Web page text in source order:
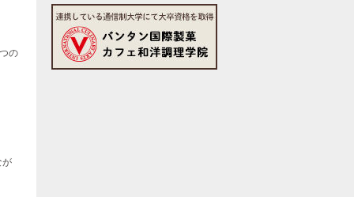
の
が